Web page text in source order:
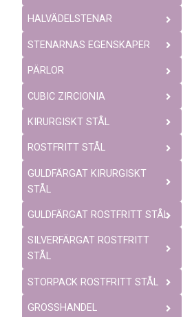
HALVÄDELSTENAR
STENARNAS EGENSKAPER
PÄRLOR
CUBIC ZIRCIONIA
KIRURGISKT STÅL
ROSTFRITT STÅL
GULDFÄRGAT KIRURGISKT
STÅL
GULDFÄRGAT ROSTFRITT STÅL
SILVERFÄRGAT ROSTFRITT
STÅL
STORPACK ROSTFRITT STÅL
GROSSHANDEL